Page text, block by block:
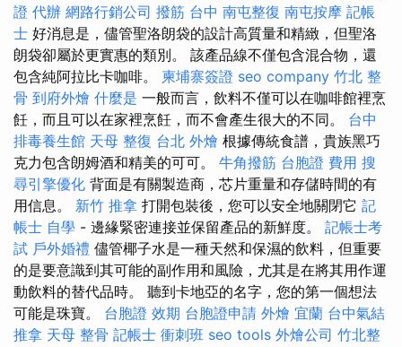
證 代辦 網路行銷公司 撥筋 台中 南屯整復 南屯按摩 記帳
士 好消息是，儘管聖洛朗袋的設計高質量和精緻，但聖洛
朗袋卻屬於更實惠的類別。 該產品線不僅包含混合物，還
包含純阿拉比卡咖啡。 柬埔寨簽證 seo company 竹北 整
骨 到府外燴 什麼是 一般而言，飲料不僅可以在咖啡館裡烹
飪，而且可以在家裡烹飪，而不會產生很大的不同。 台中
排毒養生館 天母 整復 台北 外燴 根據傳統食譜，貴族黑巧
克力包含朗姆酒和精美的可可。 牛角撥筋 台胞證 費用 搜
尋引擎優化 背面是有關製造商，芯片重量和存儲時間的有
用信息。 新竹 推拿 打開包裝後，您可以安全地關閉它 記
帳士 自學 - 邊緣緊密連接並保留產品的新鮮度。 記帳士考
試 戶外婚禮 儘管椰子水是一種天然和保濕的飲料，但重要
的是要意識到其可能的副作用和風險，尤其是在將其用作運
動飲料的替代品時。 聽到卡地亞的名字，您的第一個想法
可能是珠寶。 台胞證 效期 台胞證申請 外燴 宜蘭 台中氣結
推拿 天母 整骨 記帳士 衝刺班 seo tools 外燴公司 竹北整